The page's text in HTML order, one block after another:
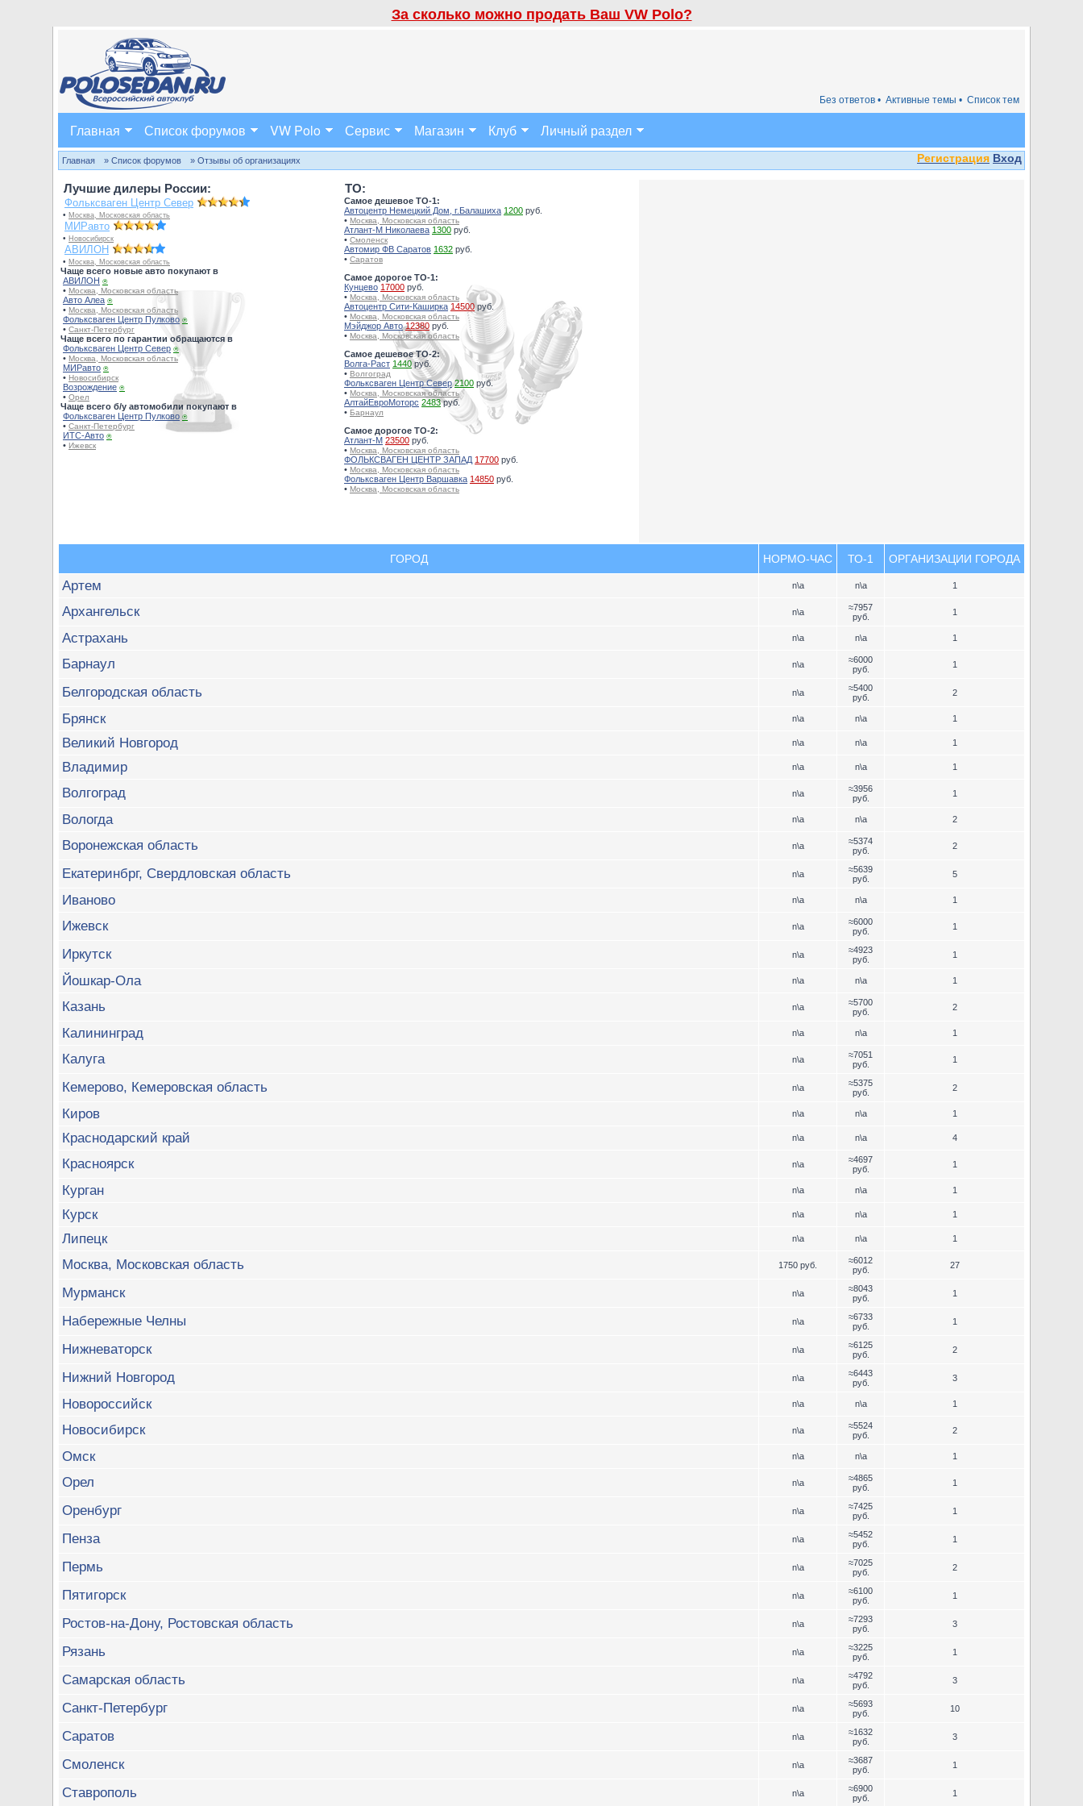
За сколько можно продать Ваш VW Polo?
Список тем
Активные темы •
Без ответов •
Главная Список форумов VW Polo Сервис Магазин Клуб Личный раздел
Регистрация Вход
Главная » Список форумов » Отзывы об организациях
Лучшие дилеры России:
Фольксваген Центр Север
• Москва, Московская область
МИРавто
• Новосибирск
АВИЛОН
• Москва, Московская область
Чаще всего новые авто покупают в
АВИЛОН ⍟
• Москва, Московская область
Авто Алеа ⍟
• Москва, Московская область
Фольксваген Центр Пулково ⍟
• Санкт-Петербург
Чаще всего по гарантии обращаются в
Фольксваген Центр Север ⍟
• Москва, Московская область
МИРавто ⍟
• Новосибирск
Возрождение ⍟
• Орел
Чаще всего б/у автомобили покупают в
Фольксваген Центр Пулково ⍟
• Санкт-Петербург
ИТС-Авто ⍟
• Ижевск
TO:
Самое дешевое ТО-1:
Автоцентр Немецкий Дом, г.Балашиха 1200 руб.
• Москва, Московская область
Атлант-М Николаева 1300 руб.
• Смоленск
Автомир ФВ Саратов 1632 руб.
• Саратов
Самое дорогое ТО-1:
Кунцево 17000 руб.
• Москва, Московская область
Автоцентр Сити-Каширка 14500 руб.
• Москва, Московская область
Мэйджор Авто 12380 руб.
• Москва, Московская область
Самое дешевое ТО-2:
Волга-Раст 1440руб.
• Волгоград
Фольксваген Центр Север 2100 руб.
• Москва, Московская область
АлтайЕвроМоторс 2483руб.
• Барнаул
Самое дорогое ТО-2:
Атлант-М 23500 руб.
• Москва, Московская область
ФОЛЬКСВАГЕН ЦЕНТР ЗАПАД 17700 руб.
• Москва, Московская область
Фольксваген Центр Варшавка 14850 руб.
• Москва, Московская область
ГОРОД НОРМО-ЧАС ТО-1 ОРГАНИЗАЦИИ ГОРОДА
Артем n\a n\a 1
Архангельск n\a
≈7957
руб.
1
Астрахань n\a n\a 1
Барнаул n\a
≈6000
руб.
1
Белгородская область n\a
≈5400
руб.
2
Брянск n\a n\a 1
Великий Новгород n\a n\a 1
Владимир n\a n\a 1
Волгоград n\a
≈3956
руб.
1
Вологда n\a n\a 2
Воронежская область n\a
≈5374
руб.
2
Екатеринбрг, Свердловская область n\a
≈5639
руб.
5
Иваново n\a n\a 1
Ижевск n\a
≈6000
руб.
1
Иркутск n\a
≈4923
руб.
1
Йошкар-Ола n\a n\a 1
Казань n\a
≈5700
руб.
2
Калининград n\a n\a 1
Калуга n\a
≈7051
руб.
1
Кемерово, Кемеровская область n\a
≈5375
руб.
2
Киров n\a n\a 1
Краснодарский край n\a n\a 4
Красноярск n\a
≈4697
руб.
1
Курган n\a n\a 1
Курск n\a n\a 1
Липецк n\a n\a 1
Москва, Московская область 1750 руб.
≈6012
руб.
27
Мурманск n\a
≈8043
руб.
1
Набережные Челны n\a
≈6733
руб.
1
Нижневаторск n\a
≈6125
руб.
2
Нижний Новгород n\a
≈6443
руб.
3
Новороссийск n\a n\a 1
Новосибирск n\a
≈5524
руб.
2
Омск n\a n\a 1
Орел n\a
≈4865
руб.
1
Оренбург n\a
≈7425
руб.
1
Пенза n\a
≈5452
руб.
1
Пермь n\a
≈7025
руб.
2
Пятигорск n\a
≈6100
руб.
1
Ростов-на-Дону, Ростовская область n\a
≈7293
руб.
3
Рязань n\a
≈3225
руб.
1
Самарская область n\a
≈4792
руб.
3
Санкт-Петербург n\a
≈5693
руб.
10
Саратов n\a
≈1632
руб.
3
Смоленск n\a
≈3687
руб.
1
Ставрополь n\a
≈6900
руб.
1